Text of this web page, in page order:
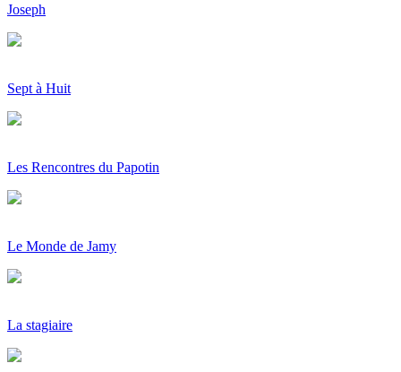
Joseph
Sept à Huit
Les Rencontres du Papotin
Le Monde de Jamy
La stagiaire